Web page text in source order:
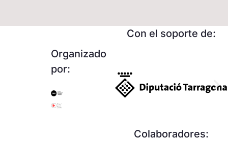
Organizado
por:
Con el soporte de:
Colaboradores: